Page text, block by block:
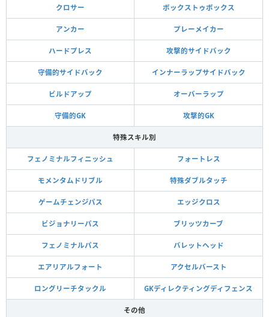
クロサー ボックストゥボックス
アンカー プレーメイカー
ハードプレス 攻撃的サイドバック
守備的サイドバック インナーラップサイドバック
ビルドアップ オーバーラップ
守備的GK 攻撃的GK
特殊スキル別
フェノミナルフィニッシュ フォートレス
モメンタムドリブル 特殊ダブルタッチ
ゲームチェンジパス エッジクロス
ビジョナリーパス ブリッツカーブ
フェノミナルパス バレットヘッド
エアリアルフォート アクセルバースト
ロングリーチタックル GKディレクティングディフェンス
その他